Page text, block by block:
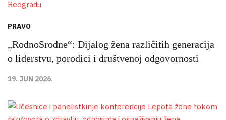
PRAVO
„RodnoSrodne“: Dijalog žena različitih generacija
o liderstvu, porodici i društvenoj odgovornosti
19. JUN 2026.